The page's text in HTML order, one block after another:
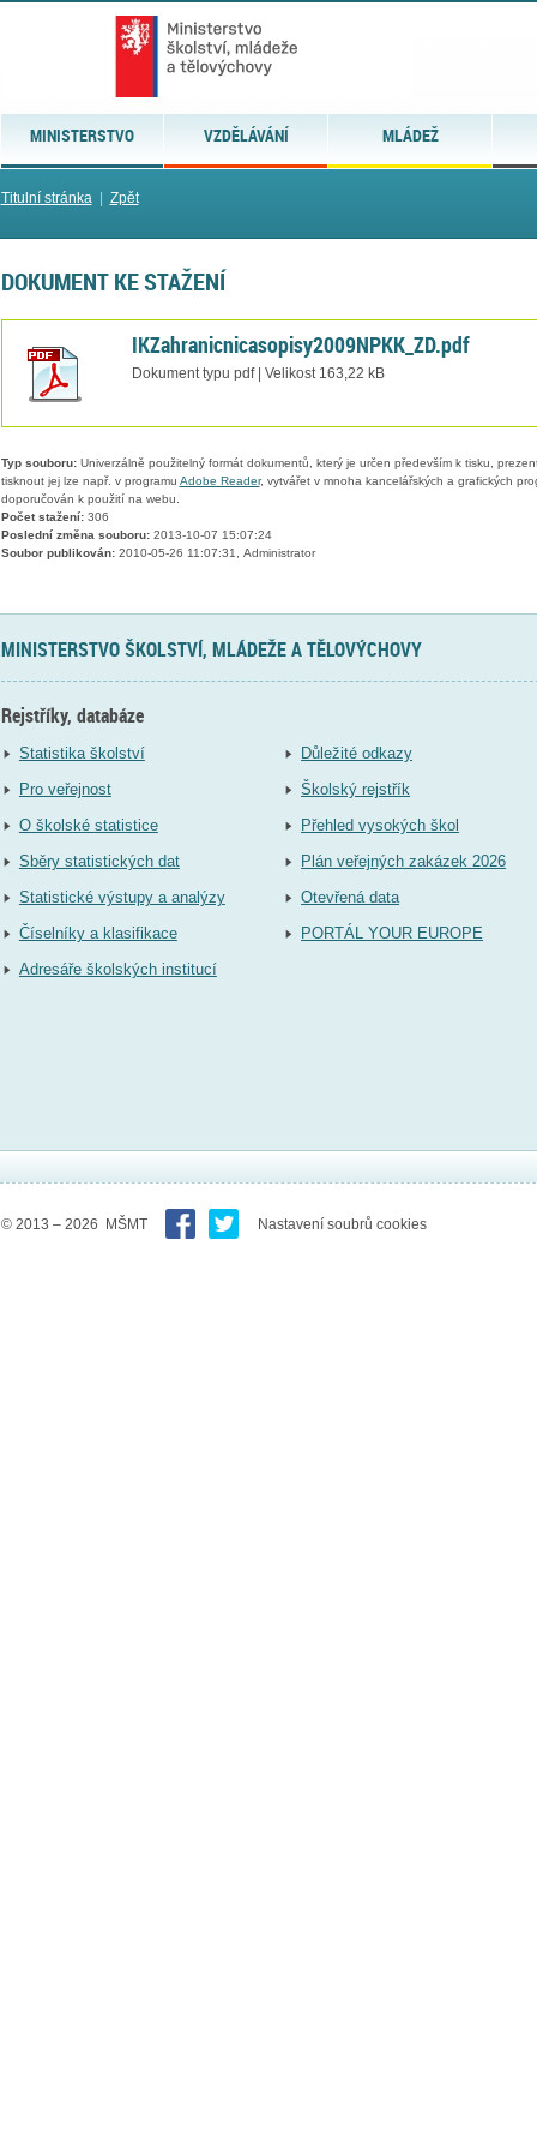
MINISTERSTVO VZDĚLÁVÁNÍ MLÁDEŽ
Titulní stránka| Zpět
DOKUMENT KE STAŽENÍ
IKZahranicnicasopisy2009NPKK_ZD.pdf
Dokument typu pdf | Velikost 163,22 kB
Typ souboru:Univerzálně použitelný formát dokumentů, který je určen především k tisku,
tisknout jej lze např. v programu Adobe Reader, vytvářet v mnoha kancelářských a grafických
doporučován k použití na webu.
Počet stažení:306
Poslední změna souboru:2013-10-07 15:07:24
Soubor publikován:2010-05-26 11:07:31, Administrator
MINISTERSTVO ŠKOLSTVÍ, MLÁDEŽE A TĚLOVÝCHOVY
Rejstříky, databáze
Statistika školství
Pro veřejnost
O školské statistice
Sběry statistických dat
Statistické výstupy a analýzy
Číselníky a klasifikace
Adresáře školských institucí
Důležité odkazy
Školský rejstřík
Přehled vysokých škol
Plán veřejných zakázek 2026
Otevřená data
PORTÁL YOUR EUROPE
© 2013 – 2026 MŠMT Nastavení soubrů cookies